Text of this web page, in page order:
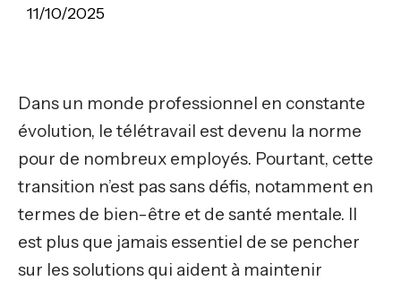
11/10/2025
Dans un monde professionnel en constante
évolution, le télétravail est devenu la norme
pour de nombreux employés. Pourtant, cette
transition n’est pas sans défis, notamment en
termes de bien-être et de santé mentale. Il
est plus que jamais essentiel de se pencher
sur les solutions qui aident à maintenir